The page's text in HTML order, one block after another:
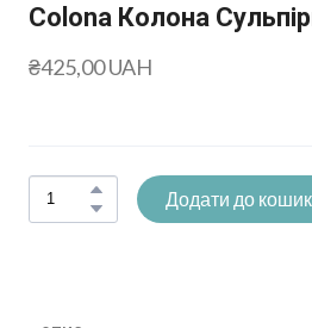
Colona Колона
₴425,00 UAH
Додати до